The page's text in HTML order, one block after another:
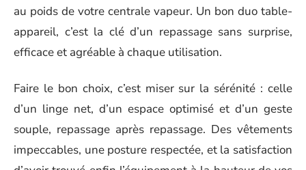
au poids de votre centrale vapeur. Un bon duo table-
appareil, c’est la clé d’un repassage sans surprise,
efficace et agréable à chaque utilisation.
Faire le bon choix, c’est miser sur la sérénité : celle
d’un linge net, d’un espace optimisé et d’un geste
souple, repassage après repassage. Des vêtements
impeccables, une posture respectée, et la satisfaction